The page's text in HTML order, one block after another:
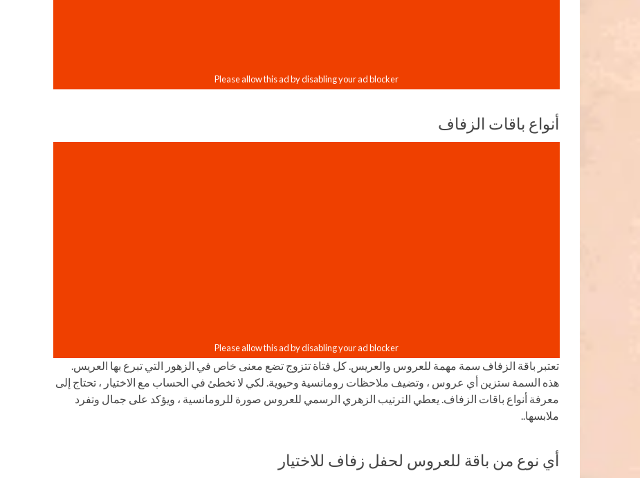
أنواع باقات الزفاف
تعتبر باقة الزفاف سمة مهمة للعروس والعريس. كل فتاة تتزوج تضع معنى خاص في الزهور التي تبرع بها العريس.
هذه السمة ستزين أي عروس ، وتضيف ملاحظات رومانسية وحيوية. لكي لا تخطئ في الحساب مع الاختيار ، تحتاج إلى
معرفة أنواع باقات الزفاف. يعطي الترتيب الزهري الرسمي للعروس صورة للرومانسية ، ويؤكد على جمال وتفرد
ملابسها..
أي نوع من باقة للعروس لحفل زفاف للاختيار